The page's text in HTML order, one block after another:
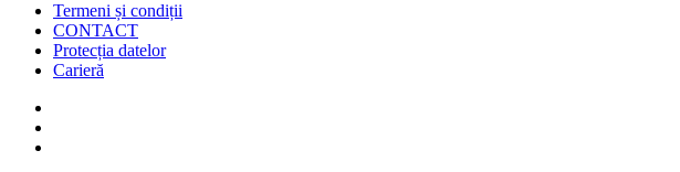
Termeni și condiții
CONTACT
Protecția datelor
Carieră